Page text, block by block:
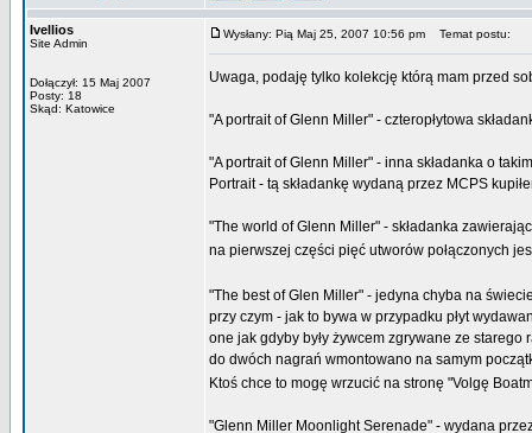
Ivellios
Site Admin
Dołączył: 15 Maj 2007
Posty: 18
Skąd: Katowice
Wysłany: Pią Maj 25, 2007 10:56 pm Temat postu:
Uwaga, podaję tylko kolekcję którą mam przed
"A portrait of Glenn Miller" - czteropłytowa
"A portrait of Glenn Miller" - inna składanka o
Portrait - tą składankę wydaną przez MCPS
"The world of Glenn Miller" - składanka
na pierwszej części pięć utworów połączonych
"The best of Glen Miller" - jedyna chyba na
przy czym - jak to bywa w przypadku płyt
one jak gdyby były żywcem zgrywane ze
do dwóch nagrań wmontowano na samym
Ktoś chce to mogę wrzucić na stronę "Volgę
"Glenn Miller Moonlight Serenade" - wydana